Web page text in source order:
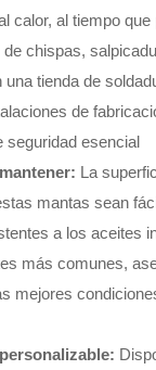
calor, al tiempo que
chispas,
una tienda de
de
seguridad esencial
La
mantas sean
a los aceites
más comunes,
mejores